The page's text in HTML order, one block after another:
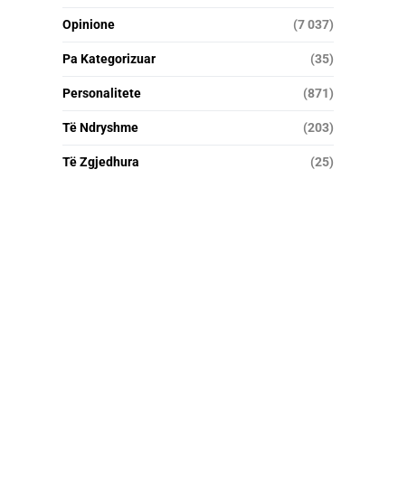
Opinione (7 037)
Pa Kategorizuar (35)
Personalitete (871)
Të Ndryshme (203)
Të Zgjedhura (25)